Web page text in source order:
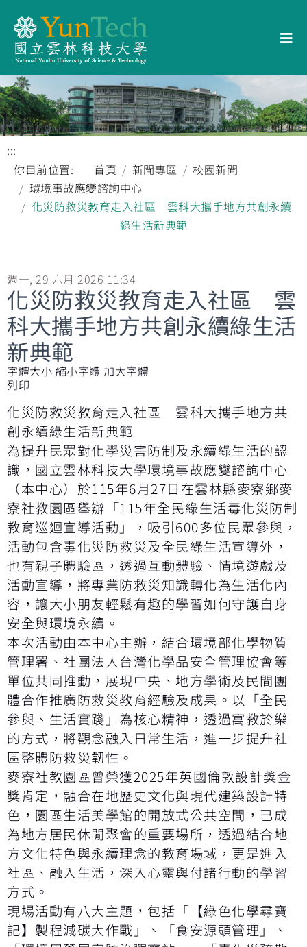
:::
你目前位置:
首頁 新聞專區
校園新聞
環境事故應變諮詢中心
化災防救災教育走入社區 雲科大攜手地方共創永續
綠生活新典範
週一, 29 六月 2026 11:34
化災防救災教育走入社區 雲
科大攜手地方共創永續綠生活
新典範
字體大小 縮小字體 加大字體
列印
化災防救災教育走入社區 雲科大攜手地方共
創永續綠生活新典範
為提升民眾對化學災害防制及永續綠生活的認
識，國立雲林科技大學環境事故應變諮詢中心
（本中心）於115年6月27日在雲林縣麥寮鄉麥
寮社教園區舉辦「115年全民綠生活毒化災防制
教育巡迴宣導活動」，吸引600多位民眾參與，
活動包含毒化災防救災及全民綠生活宣導外，
也有親子體驗區，透過互動體驗、情境遊戲及
活動宣導，將專業防救災知識轉化為生活化內
容，讓大小朋友輕鬆有趣的學習如何守護自身
安全與環境永續。
本次活動由本中心主辦，結合環境部化學物質
管理署、社團法人台灣化學品安全管理協會等
單位共同推動，展現中央、地方學術及民間團
體合作推廣防救災教育經驗及成果。以「全民
參與、生活實踐」為核心精神，透過寓教於樂
的方式，將觀念融入日常生活，進一步提升社
區整體防救災韌性。
麥寮社教園區曾榮獲2025年英國倫敦設計獎金
獎肯定，融合在地歷史文化與現代建築設計特
色，園區生活美學館的開放式公共空間，已成
為地方居民休閒聚會的重要場所，透過結合地
方文化特色與永續理念的教育場域，更是進入
社區、融入生活，深入心靈與付諸行動的學習
方式。
現場活動有八大主題，包括「【綠色化學尋寶
記】製程減碳大作戰」、「食安源頭管理」、